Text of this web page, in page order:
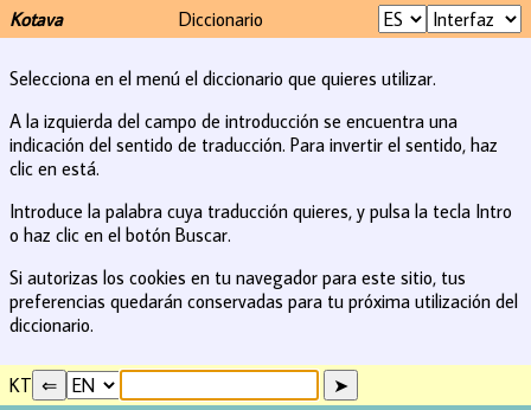
Kotava Diccionario
Selecciona en el menú el diccionario que quieres utilizar.
A la izquierda del campo de introducción se encuentra una
indicación del sentido de traducción. Para invertir el sentido, haz
clic en está.
Introduce la palabra cuya traducción quieres, y pulsa la tecla Intro
o haz clic en el botón Buscar.
Si autorizas los cookies en tu navegador para este sitio, tus
preferencias quedarán conservadas para tu próxima utilización del
diccionario.
KT